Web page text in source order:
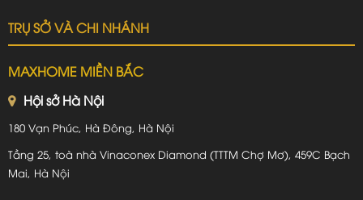
TRỤ SỞ VÀ CHI NHÁNH
MAXHOME MIỀN BẮC
Hội sở Hà Nội
180 Vạn Phúc, Hà Đông, Hà Nội
Tầng 25, toà nhà Vinaconex Diamond (TTTM Chợ Mơ), 459C Bạch
Mai, Hà Nội